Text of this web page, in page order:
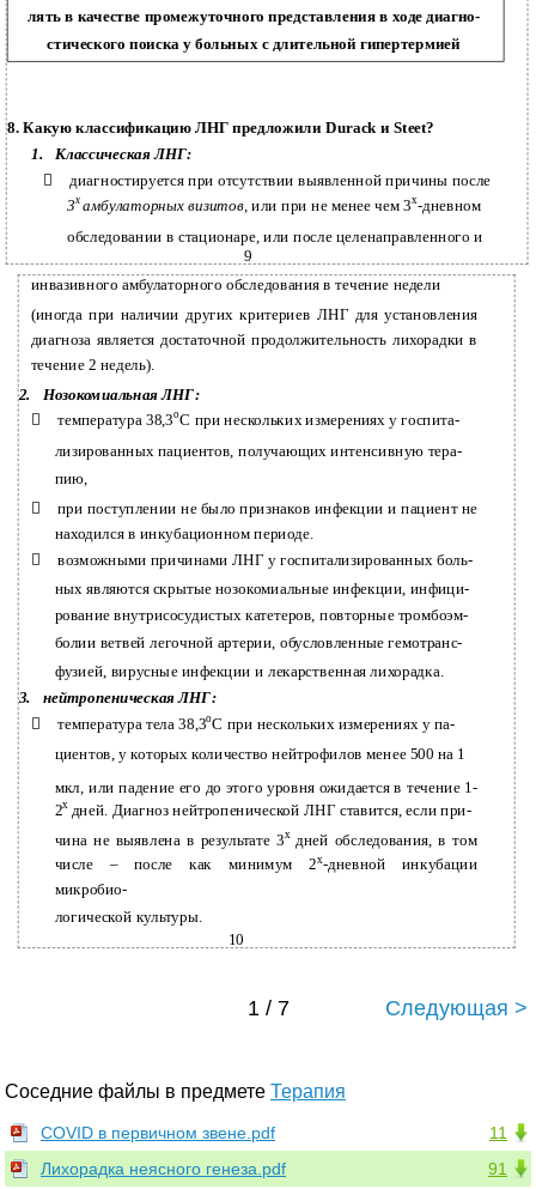
лять в качестве промежуточного представления в ходе диагно-
стического поиска у больных с длительной гипертермией
8. Какую классификацию ЛНГ предложили Durack и Steet?
1.
Классическая ЛНГ:

диагностируется при отсутствии выявленной причины после
3х амбулаторных визитов, или при не менее чем 3х-дневном
обследовании в стационаре, или после целенаправленного и
9
инвазивного амбулаторного обследования в течение недели
(иногда при наличии других критериев ЛНГ для установления
диагноза является достаточной продолжительность лихорадки в
течение 2 недель).
2.
Нозокомиальная ЛНГ:

температура 38,3оС при нескольких измерениях у госпита-
лизированных пациентов, получающих интенсивную тера-
пию,

при поступлении не было признаков инфекции и пациент не
находился в инкубационном периоде.
 возможными причинами ЛНГ у госпитализированных боль-
ных являются скрытые нозокомиальные инфекции, инфици-
рование внутрисосудистых катетеров, повторные тромбоэм-
болии ветвей легочной артерии, обусловленные гемотранс-
фузией, вирусные инфекции и лекарственная лихорадка.
3. нейтропеническая ЛНГ:
 температура тела 38,3оС при нескольких измерениях у па-
циентов, у которых количество нейтрофилов менее 500 на 1
мкл, или падение его до этого уровня ожидается в течение 1-
2х дней. Диагноз нейтропенической ЛНГ ставится, если при-
чина не выявлена в результате 3х дней обследования, в том
числе – после как минимум 2х-дневной инкубации
микробио-
логической культуры.
10
1 / 7 Следующая >
Соседние файлы в предмете Терапия
11
COVID в первичном звене.pdf
91
Лихорадка неясного генеза.pdf